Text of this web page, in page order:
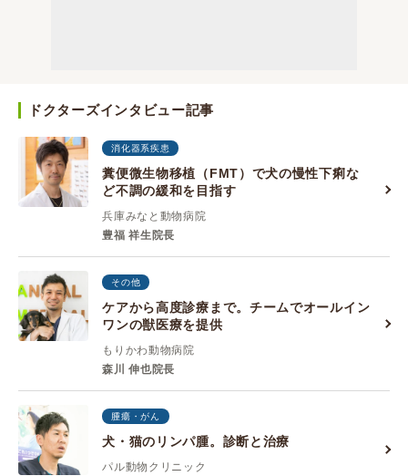
ドクターズインタビュー記事
消化器系疾患
糞便微生物移植（FMT）で犬の慢性下痢な
ど不調の緩和を目指す
兵庫みなと動物病院
豊福 祥生院長
その他
ケアから高度診療まで。チームでオールイン
ワンの獣医療を提供
もりかわ動物病院
森川 伸也院長
腫瘍・がん
犬・猫のリンパ腫。診断と治療
パル動物クリニック